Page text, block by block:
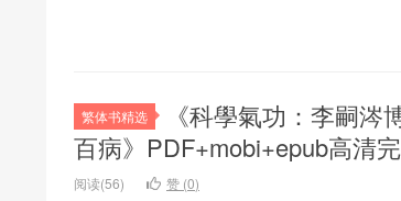
繁体书精选
《科學氣功：李嗣
百病》PDF+mobi+epub高清
阅读(56)
赞 (0)